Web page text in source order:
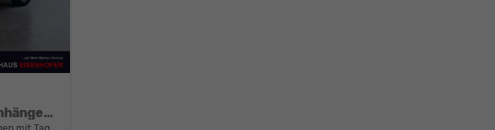
Active 2,0 7 Sitzer 2Zoklima Anhängerkupplung Panoramadach AGR Sitze Sitzheizung Einparkhilfe Kamera 17 Zoll Leichtmetall ACC